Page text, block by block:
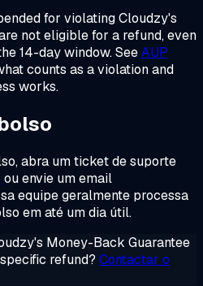
for violating Cloudzy's
not eligible for a refund, even
14-day window. SeeAUP
counts as a violation and
works.
abra um ticket de suporte
ou envie um email
equipe geralmente processa
em até um dia útil.
Money-Back Guarantee
refund? Contactar o